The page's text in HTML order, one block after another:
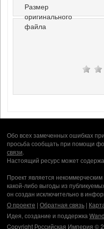
Размер
оригинального
файла
Обо всех замеченных ошибках
просьба сообщать при помощи
связи.
Настоящий ресурс может
Проект является
какой-либо выгоды из
он создан исключительно в
О проекте | Обратная связь |
Идея, создание и поддержка
Copyright Российская Империя ©